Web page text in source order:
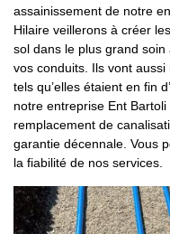
assainissement de notre
Hilaire veillerons à créer
sol dans le plus grand soin
vos conduits. Ils vont
tels qu’elles étaient en fin
notre entreprise Ent
remplacement de
garantie décennale. Vous
la fiabilité de nos services.